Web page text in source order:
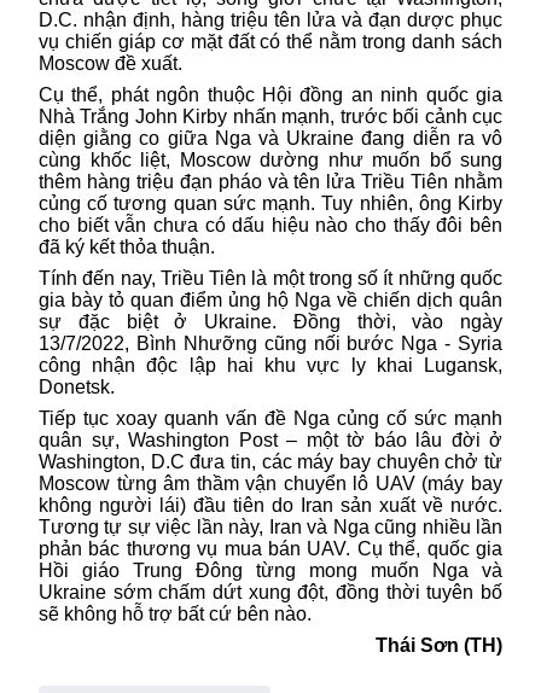
D.C. nhận định, hàng triệu tên lửa và đạn dược phục
vụ chiến giáp cơ mặt đất có thể nằm trong danh sách
Moscow đề xuất.
Cụ thể, phát ngôn thuộc Hội đồng an ninh quốc gia
Nhà Trắng John Kirby nhấn mạnh, trước bối cảnh cục
diện giằng co giữa Nga và Ukraine đang diễn ra vô
cùng khốc liệt, Moscow dường như muốn bổ sung
thêm hàng triệu đạn pháo và tên lửa Triều Tiên nhằm
củng cố tương quan sức mạnh. Tuy nhiên, ông Kirby
cho biết vẫn chưa có dấu hiệu nào cho thấy đôi bên
đã ký kết thỏa thuận.
Tính đến nay, Triều Tiên là một trong số ít những quốc
gia bày tỏ quan điểm ủng hộ Nga về chiến dịch quân
sự đặc biệt ở Ukraine. Đồng thời, vào ngày
13/7/2022, Bình Nhưỡng cũng nối bước Nga - Syria
công nhận độc lập hai khu vực ly khai Lugansk,
Donetsk.
Tiếp tục xoay quanh vấn đề Nga củng cố sức mạnh
quân sự, Washington Post – một tờ báo lâu đời ở
Washington, D.C đưa tin, các máy bay chuyên chở từ
Moscow từng âm thầm vận chuyển lô UAV (máy bay
không người lái) đầu tiên do Iran sản xuất về nước.
Tương tự sự việc lần này, Iran và Nga cũng nhiều lần
phản bác thương vụ mua bán UAV. Cụ thể, quốc gia
Hồi giáo Trung Đông từng mong muốn Nga và
Ukraine sớm chấm dứt xung đột, đồng thời tuyên bố
sẽ không hỗ trợ bất cứ bên nào.
Thái Sơn (TH)